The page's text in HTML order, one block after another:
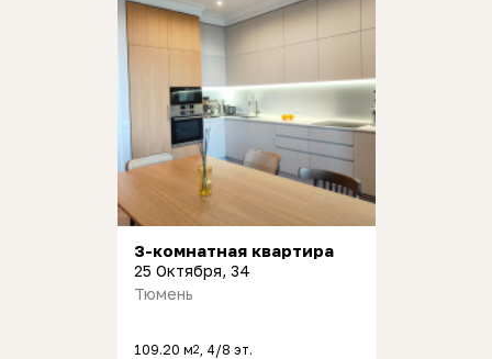
3-комнатная квартира
25 Октября, 34
Тюмень
109.20 м2 , 4/8 эт.